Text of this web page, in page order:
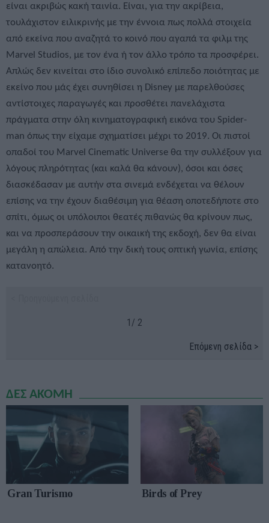
είναι ακριβώς κακή ταινία. Είναι, για την ακρίβεια,
τουλάχιστον ειλικρινής με την έννοια πως πολλά στοιχεία
από εκείνα που αναζητά το κοινό που αγαπά τα φιλμ της
Marvel Studios, με τον ένα ή τον άλλο τρόπο τα προσφέρει.
Απλώς δεν κινείται στο ίδιο συνολικό επίπεδο ποιότητας με
εκείνο που μάς έχει συνηθίσει η Disney με παρελθούσες
αντίστοιχες παραγωγές και προσθέτει πανελάχιστα
πράγματα στην όλη κινηματογραφική εικόνα του Spider-
man όπως την είχαμε σχηματίσει μέχρι το 2019. Οι πιστοί
οπαδοί του Marvel Cinematic Universe θα την συλλέξουν για
λόγους πληρότητας (και καλά θα κάνουν), όσοι και όσες
διασκέδασαν με αυτήν στα σινεμά ενδέχεται να θέλουν
επίσης να την έχουν διαθέσιμη για θέαση οποτεδήποτε στο
σπίτι, όμως οι υπόλοιποι θεατές πιθανώς θα κρίνουν πως,
και να προσπεράσουν την οικαική της εκδοχή, δεν θα είναι
μεγάλη η απώλεια. Από την δική τους οπτική γωνία, επίσης
κατανοητό.
1/ 2
Επόμενη σελίδα >
ΔΕΣ ΑΚΟΜΗ
Gran Turismo Birds of Prey